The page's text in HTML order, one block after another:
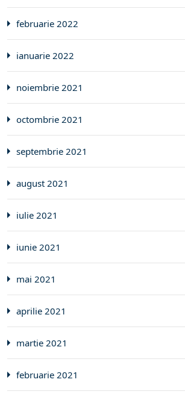
februarie 2022
ianuarie 2022
noiembrie 2021
octombrie 2021
septembrie 2021
august 2021
iulie 2021
iunie 2021
mai 2021
aprilie 2021
martie 2021
februarie 2021